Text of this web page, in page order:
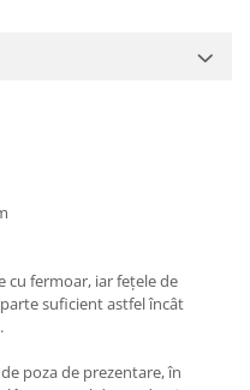
cu fermoar, iar fețele de
suficient astfel încât
poza de prezentare, în